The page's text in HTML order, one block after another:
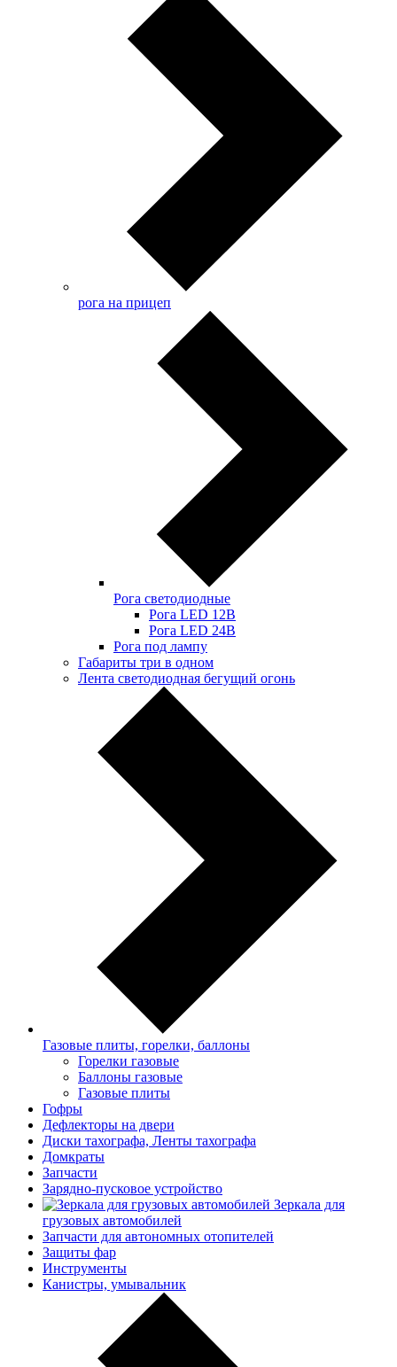
рога на прицеп
Рога светодиодные
Рога LED 12В
Рога LED 24В
Рога под лампу
Габариты три в одном
Лента светодиодная бегущий огонь
Газовые плиты, горелки, баллоны
Горелки газовые
Баллоны газовые
Газовые плиты
Гофры
Дефлекторы на двери
Диски тахографа, Ленты тахографа
Домкраты
Запчасти
Зарядно-пусковое устройство
Зеркала для
грузовых автомобилей
Запчасти для автономных отопителей
Защиты фар
Инструменты
Канистры, умывальник